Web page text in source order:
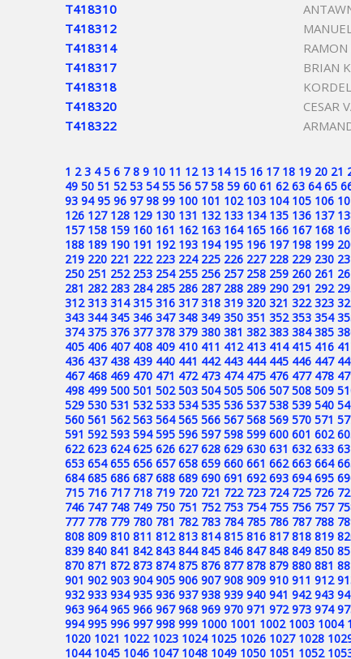
T418310
T418312
T418314
T418317
BRIAN
T418318
T418320
CESAR
T418322
1 2 3 4 5 6 7 8 9 10 11 12 13 14 15 16 17 18 19 20 21
49 50 51 52 53 54 55 56 57 58 59 60 61 62 63 64 65
93 94 95 96 97 98 99 100 101 102 103 104 105 106
126 127 128 129 130 131 132 133 134 135 136 137
157 158 159 160 161 162 163 164 165 166 167 168
188 189 190 191 192 193 194 195 196 197 198 199
219 220 221 222 223 224 225 226 227 228 229 230
250 251 252 253 254 255 256 257 258 259 260 261
281 282 283 284 285 286 287 288 289 290 291 292
312 313 314 315 316 317 318 319 320 321 322 323
343 344 345 346 347 348 349 350 351 352 353 354
374 375 376 377 378 379 380 381 382 383 384 385
405 406 407 408 409 410 411 412 413 414 415 416
436 437 438 439 440 441 442 443 444 445 446 447
467 468 469 470 471 472 473 474 475 476 477 478
498 499 500 501 502 503 504 505 506 507 508 509
529 530 531 532 533 534 535 536 537 538 539 540
560 561 562 563 564 565 566 567 568 569 570 571
591 592 593 594 595 596 597 598 599 600 601 602
622 623 624 625 626 627 628 629 630 631 632 633
653 654 655 656 657 658 659 660 661 662 663 664
684 685 686 687 688 689 690 691 692 693 694 695
715 716 717 718 719 720 721 722 723 724 725 726
746 747 748 749 750 751 752 753 754 755 756 757
777 778 779 780 781 782 783 784 785 786 787 788
808 809 810 811 812 813 814 815 816 817 818 819
839 840 841 842 843 844 845 846 847 848 849 850
870 871 872 873 874 875 876 877 878 879 880 881
901 902 903 904 905 906 907 908 909 910 911 912
932 933 934 935 936 937 938 939 940 941 942 943
963 964 965 966 967 968 969 970 971 972 973 974
994 995 996 997 998 999 1000 1001 1002 1003 1004
1020 1021 1022 1023 1024 1025 1026 1027 1028
1044 1045 1046 1047 1048 1049 1050 1051 1052